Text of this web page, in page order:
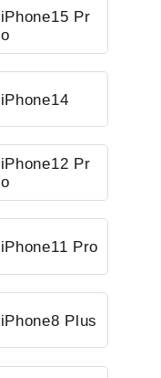
iPhone15 Pr
o
iPhone14
iPhone12 Pr
o
iPhone11 Pro
iPhone8 Plus